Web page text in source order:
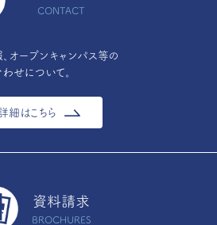
CONTACT
オープンキャンパス等の
せについて。
細はこちら
資料請求
BROCHURES